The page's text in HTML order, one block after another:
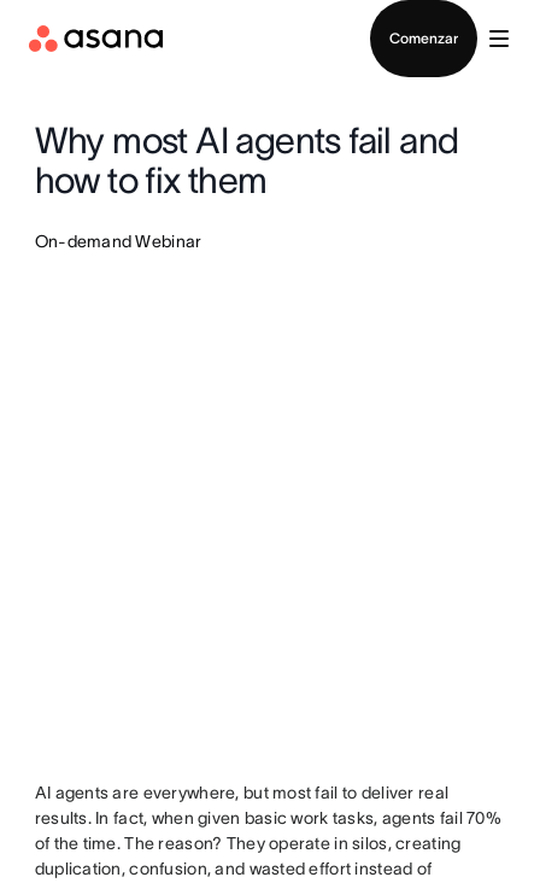
Comenzar
Why most AI agents fail and
how to fix them
On-demand Webinar
AI agents are everywhere, but most fail to deliver real
results. In fact, when given basic work tasks, agents fail 70%
of the time. The reason? They operate in silos, creating
duplication, confusion, and wasted effort instead of